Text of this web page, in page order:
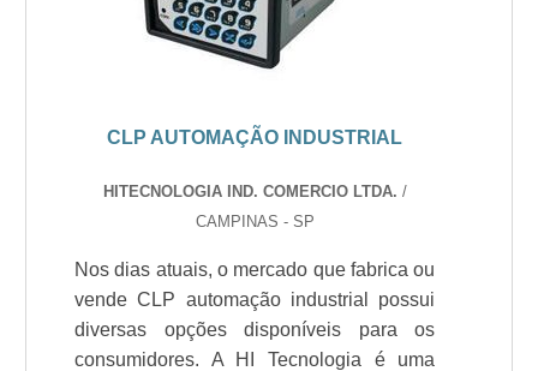
CLP AUTOMAÇÃO INDUSTRIAL
HITECNOLOGIA IND. COMERCIO LTDA. /
CAMPINAS - SP
Nos dias atuais, o mercado que fabrica ou
vende CLP automação industrial possui
diversas opções disponíveis para os
consumidores. A HI Tecnologia é uma